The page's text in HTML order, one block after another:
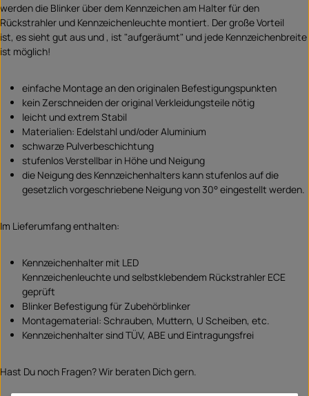
werden die Blinker über dem Kennzeichen am Halter für den
Rückstrahler und Kennzeichenleuchte montiert. Der große Vorteil
ist, es sieht gut aus und , ist "aufgeräumt" und jede Kennzeichenbreite
ist möglich!
einfache Montage an den originalen Befestigungspunkten
kein Zerschneiden der original Verkleidungsteile nötig
leicht und extrem Stabil
Materialien: Edelstahl und/oder Aluminium
schwarze Pulverbeschichtung
stufenlos Verstellbar in Höhe und Neigung
die Neigung des Kennzeichenhalters kann stufenlos auf die
gesetzlich vorgeschriebene Neigung von 30° eingestellt werden.
Im Lieferumfang enthalten:
Kennzeichenhalter mit LED
Kennzeichenleuchte und selbstklebendem Rückstrahler ECE
geprüft
Blinker Befestigung für Zubehörblinker
Montagematerial: Schrauben, Muttern, U Scheiben, etc.
Kennzeichenhalter sind TÜV, ABE und Eintragungsfrei
Hast Du noch Fragen? Wir beraten Dich gern.